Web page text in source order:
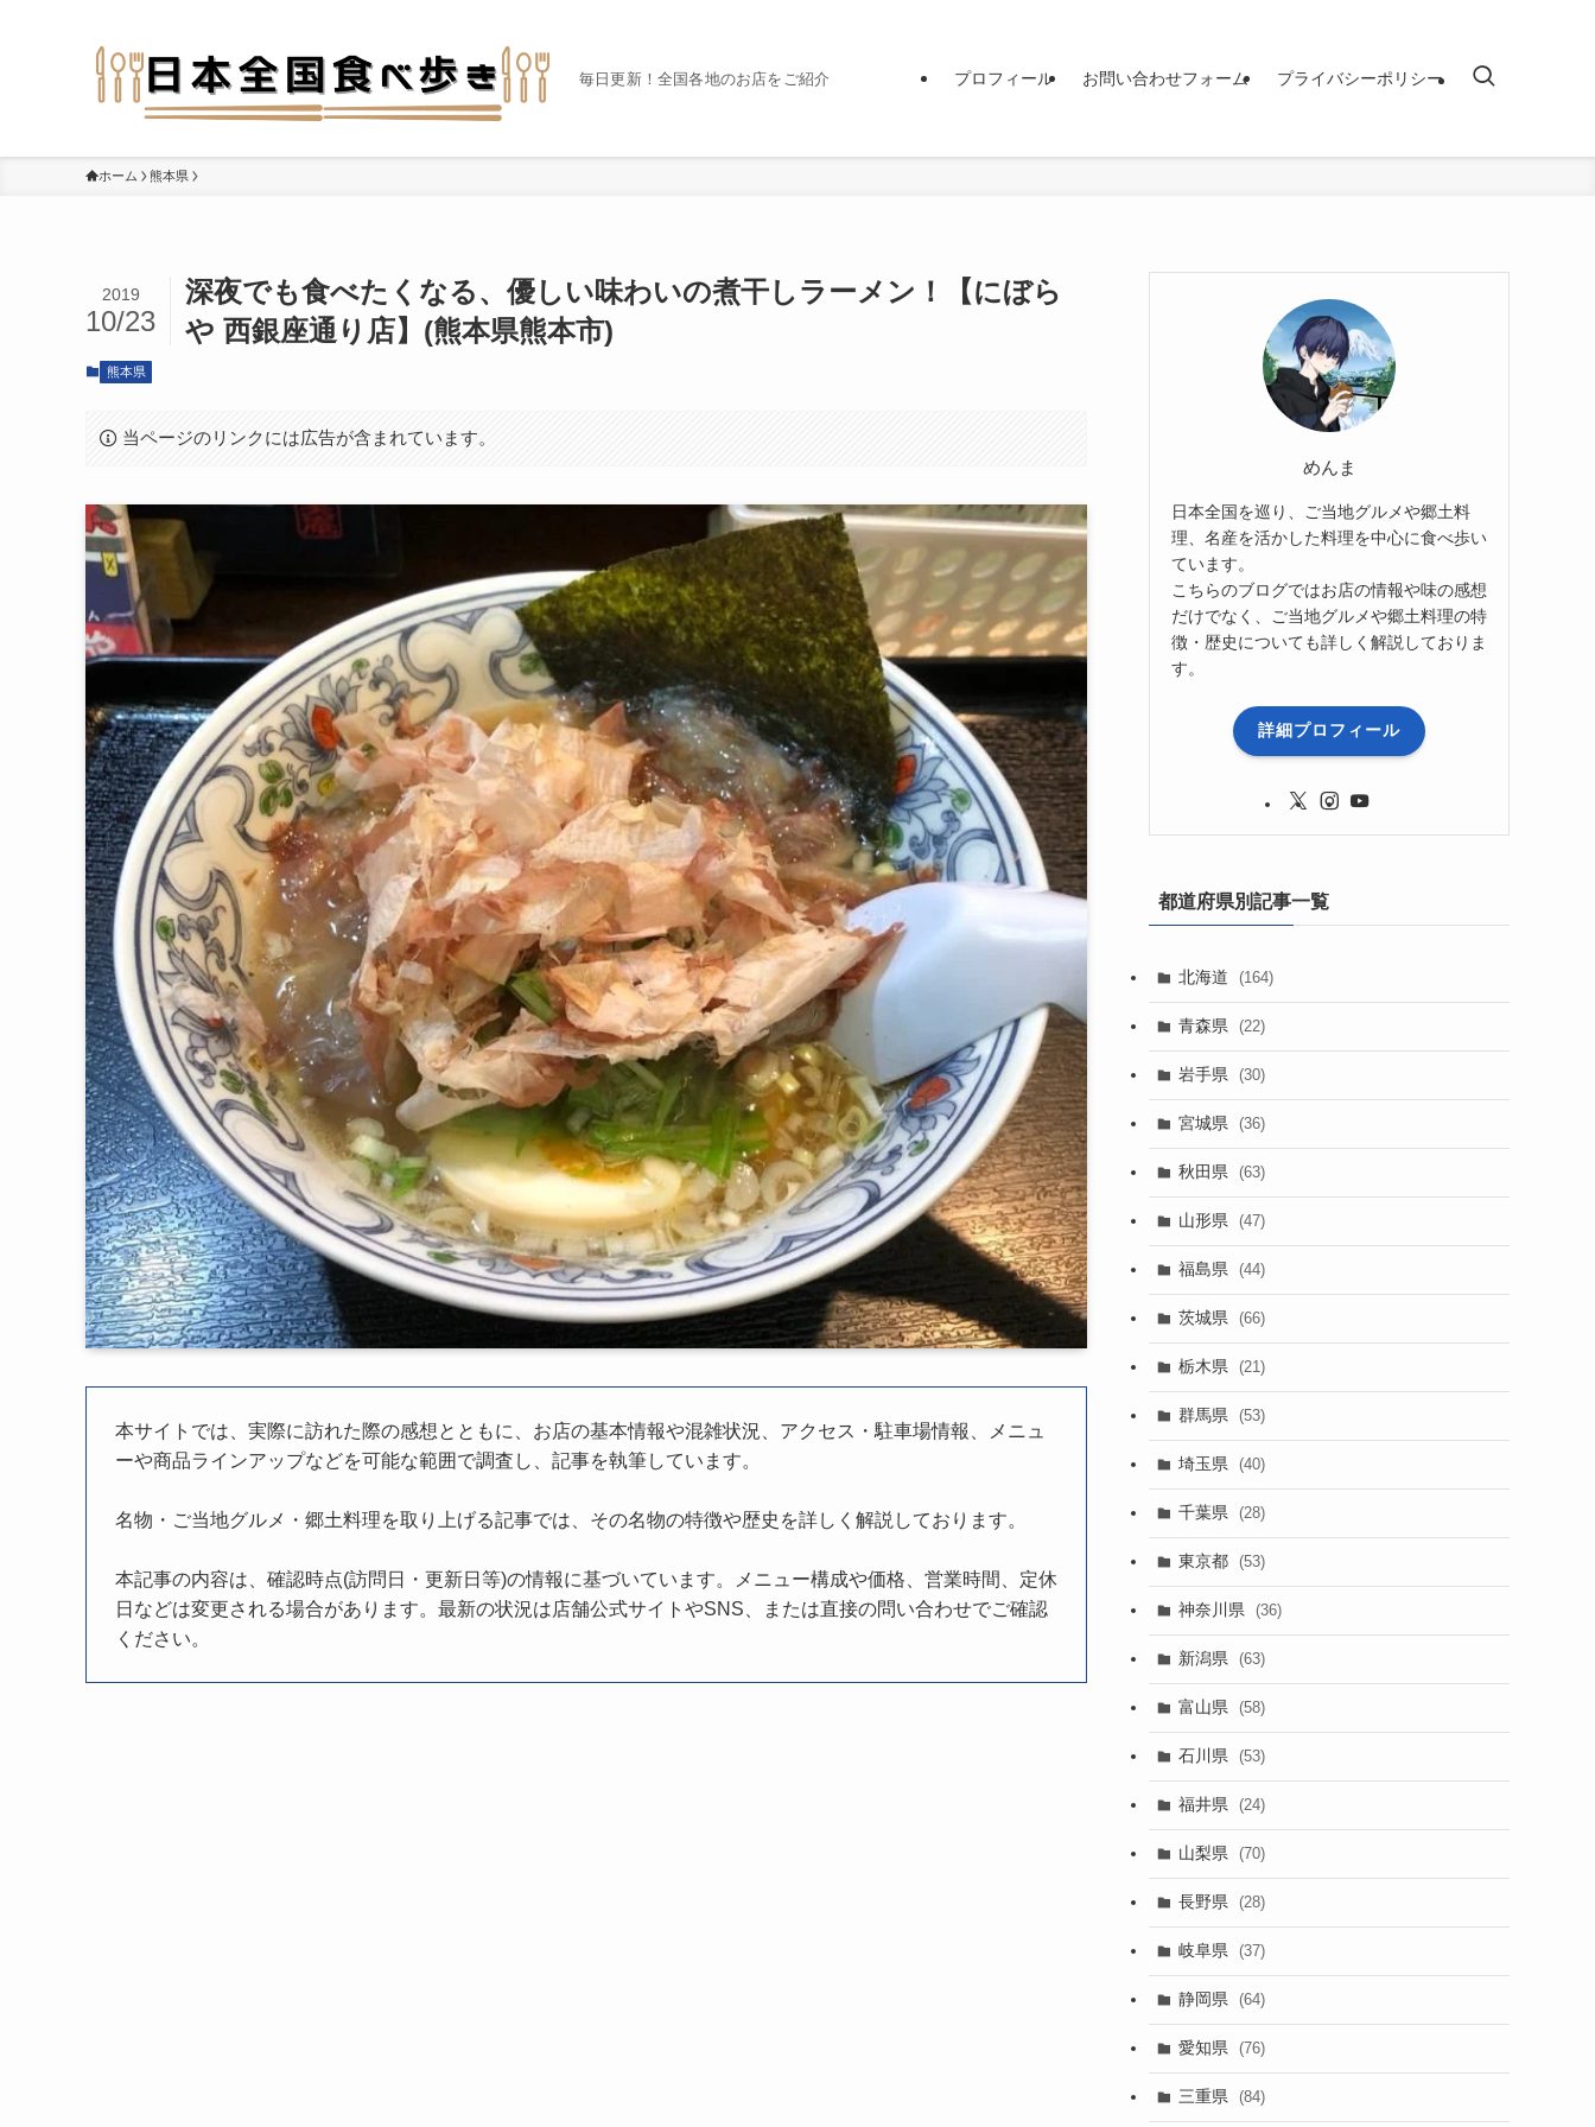
毎日更新！全国各地のお店をご紹介 プロフィール お問い合わせフォーム プライバシーポリシー
ホーム 熊本県
深夜でも食べたくなる、優しい味わいの煮干しラーメン！【にぼら
や 西銀座通り店】(熊本県熊本市)
2019
10/23
熊本県
当ページのリンクには広告が含まれています。
本サイトでは、実際に訪れた際の感想とともに、お店の基本情報や混雑状況、アクセス・駐車場情報、メニュ
ーや商品ラインアップなどを可能な範囲で調査し、記事を執筆しています。
名物・ご当地グルメ・郷土料理を取り上げる記事では、その名物の特徴や歴史を詳しく解説しております。
本記事の内容は、確認時点(訪問日・更新日等)の情報に基づいています。メニュー構成や価格、営業時間、定休
日などは変更される場合があります。最新の状況は店舗公式サイトやSNS、または直接の問い合わせでご確認
ください。
めんま
日本全国を巡り、ご当地グルメや郷土料
理、名産を活かした料理を中心に食べ歩い
ています。
こちらのブログではお店の情報や味の感想
だけでなく、ご当地グルメや郷土料理の特
徴・歴史についても詳しく解説しておりま
す。
詳細プロフィール
都道府県別記事一覧
北海道 (164)
青森県 (22)
岩手県 (30)
宮城県 (36)
秋田県 (63)
山形県 (47)
福島県 (44)
茨城県 (66)
栃木県 (21)
群馬県 (53)
埼玉県 (40)
千葉県 (28)
東京都 (53)
神奈川県 (36)
新潟県 (63)
富山県 (58)
石川県 (53)
福井県 (24)
山梨県 (70)
長野県 (28)
岐阜県 (37)
静岡県 (64)
愛知県 (76)
三重県 (84)